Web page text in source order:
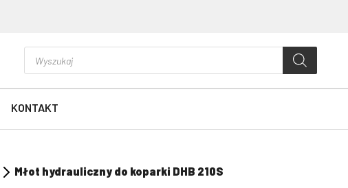
Wyszukiwarka
produktów
KONTAKT
Młot hydrauliczny do koparki DHB 210S